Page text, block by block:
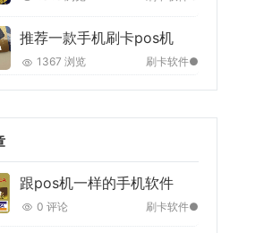
推荐一款手机刷卡pos机
1367 浏览 刷卡软件●
跟pos机一样的手机软件
0 评论 刷卡软件●